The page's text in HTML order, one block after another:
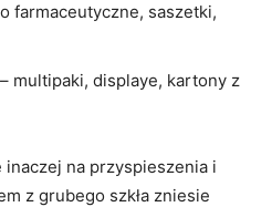
farmaceutyczne, saszetki,
– multipaki, displaye, kartony z
na przyspieszenia i
z grubego szkła zniesie